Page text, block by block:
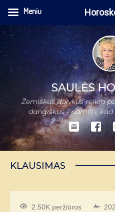
SAULĖS
Žemiškus dalykus reikia
dangiškus - pamilti, kad
KLAUSIMAS
2.50K peržiūros
Meniu